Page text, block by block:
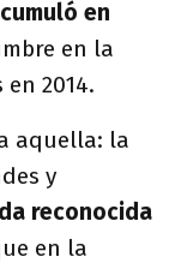
en
en la
2014.
aquella: la
y
reconocida
en la